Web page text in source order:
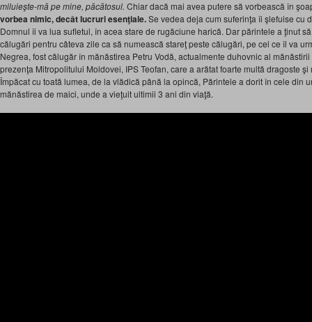
miluieşte-mă pe mine, păcătosul. Chiar dacă mai avea putere să vorbească în
vorbea nimic, decât lucruri esenţiale.Se vedea deja cum suferinţa îi şlefuise cu
Domnul îi va lua sufletul, în acea stare de rugăciune harică. Dar părintele a ţinut
călugări pentru câteva zile ca să numească stareţ peste călugări, pe cel ce îl va
Negrea, fost călugăr în mănăstirea Petru Vodă, actualmente duhovnic al
prezenţa Mitropolitului Moldovei, IPS Teofan, care a arătat foarte multă dragoste
Împăcat cu toată lumea, de la vlădică până la opincă, Părintele a dorit în cele din
mănăstirea de maici, unde a vieţuit ultimii 3 ani din viaţă.